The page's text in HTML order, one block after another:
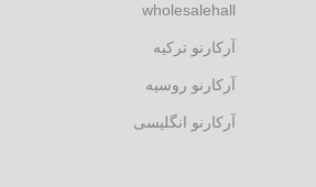
wholesalehall
آرکارنو ترکیه
آرکارنو روسیه
آرکارنو انگلیسی